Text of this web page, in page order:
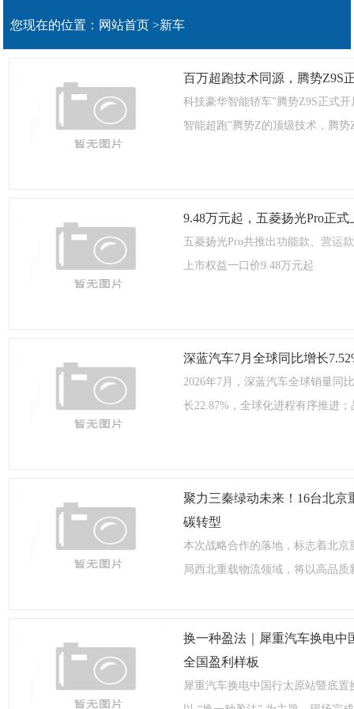
您现在的位置： 网站首页 >新车
百万超跑技术同源，腾势Z9S
科技豪华智能轿车”腾势Z9S正式
智能超跑”腾势Z的顶级技术，腾势
9.48万元起，五菱扬光Pro正式
五菱扬光Pro共推出功能款、营运
上市权益一口价9.48万元起
深蓝汽车7月全球同比增长
2026年7月，深蓝汽车全球销量同
长22.87%，全球化进程有序推进
聚力三秦绿动未来！16台北
碳转型
本次战略合作的落地，标志着北
局西北重载物流领域，将以高品
换一种盈法｜犀重汽车换电中
全国盈利样板
犀重汽车换电中国行太原站暨底